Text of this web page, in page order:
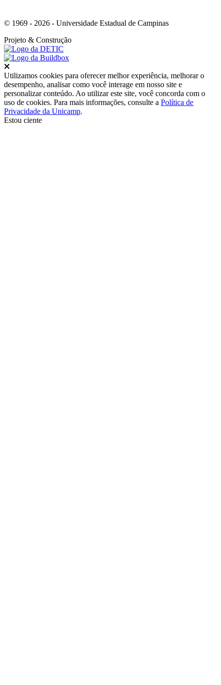
© 1969 - 2026 - Universidade Estadual de Campinas
Projeto & Construção
Utilizamos cookies para oferecer melhor experiência, melhorar o
desempenho, analisar como você interage em nosso site e
personalizar conteúdo. Ao utilizar este site, você concorda com o
uso de cookies. Para mais informações, consulte a Política de
Privacidade da Unicamp.
Estou ciente